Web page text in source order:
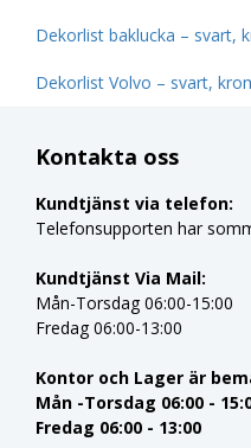
Dekorlist baklucka – svart,
Dekorlist Volvo – svart,
Kontakta oss
Kundtjänst via telefon:
Telefonsupporten har
Kundtjänst Via Mail:
Mån-Torsdag 06:00-15:00
Fredag 06:00-13:00
Kontor och Lager är
Mån -Torsdag 06:00 -
Fredag 06:00 - 13:00